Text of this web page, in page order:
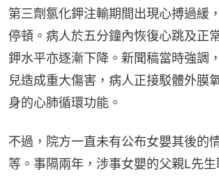
第三劑氯化鉀注輸期間出現心搏過緩
停頓。病人於五分鐘內恢復心跳及正
鉀水平亦逐漸下降。新聞稿當時強調
兒造成重大傷害，病人正接駁體外膜
身的心肺循環功能。
不過，院方一直未有公布女嬰其後的
等。事隔兩年，涉事女嬰的父親L先